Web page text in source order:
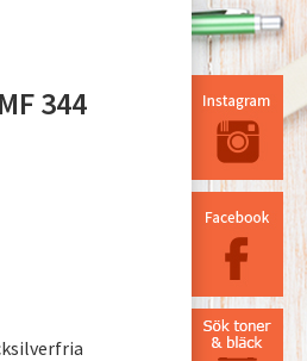
344